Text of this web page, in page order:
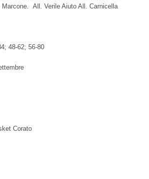
All. Verile Aiuto All. Carnicella
48-62; 56-80
Corato